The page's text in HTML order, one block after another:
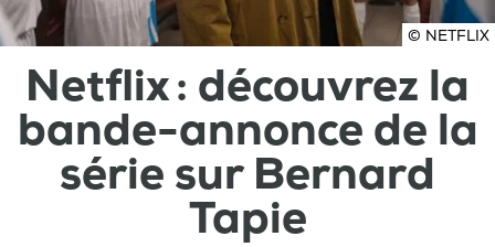
© NETFLIX
Netflix : découvrez la
bande-annonce de la
série sur Bernard
Tapie